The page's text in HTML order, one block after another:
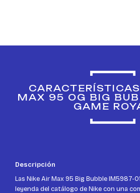
MAX 95 OG BIG
GAME
Descripción
Las Nike Air Max 95 Big Bubble IM5987-
leyenda del catálogo de Nike con una